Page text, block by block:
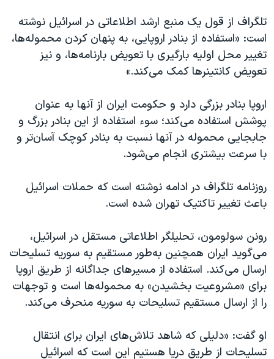
تلگراف از قول یک منبع ارشد اطلاعاتی در اسرائیل نوشته
است: «استفاده از بنادر اروپایی، به پنهان کردن محموله‌ها،
تغییر محل اولیه بارگیری با تعویض بارنامه‌ها، و نیز
تعویض کانتینرها کمک می‌کند.»
اروپا بنادر بزرگی دارد و حکومت ایران از آنها به عنوان
پوشش استفاده می‌کند؛ سوء استفاده از این بنادر بزرگ و
جابجایی محموله در آنها نسبت به بنادر کوچک آسان‌تر و
با سرعت بیشتری انجام می‌شود.
روزنامه تلگراف در ادامه نوشته است که حملات اسرائیل
باعث تغییر تاکتیک تهران شده است.
رونن سولومون، تحلیلگر اطلاعاتی مستقل در اسرائیل،
می‌گوید ایران همچنین به‌طور مستقیم به سوریه تسلیحات
ارسال می‌کند. استفاده از مسیرهای جداگانه از طریق اروپا
برای «مشروعیت بخشیدن» به محموله‌ها است و توجهات
را از ارسال مستقیم تسلیحات به سوریه منحرف می‌کند.
او گفت: «دلیلی که شاهد تلاش‌های ایران برای انتقال
تسلیحات از طریق دریا هستیم این است که اسرائیل